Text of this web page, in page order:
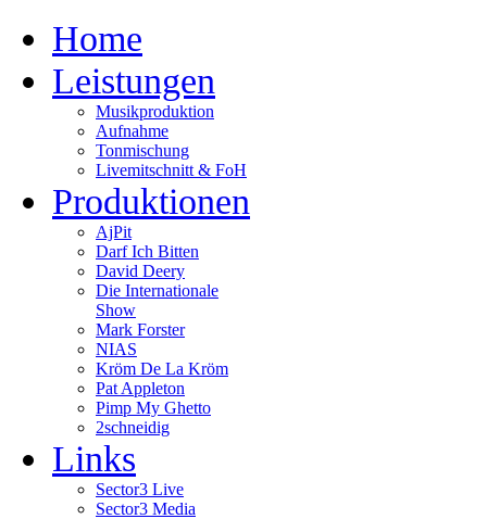
Home
Leistungen
Musikproduktion
Aufnahme
Tonmischung
Livemitschnitt & FoH
Produktionen
AjPit
Darf Ich Bitten
David Deery
Die Internationale
Show
Mark Forster
NIAS
Kröm De La Kröm
Pat Appleton
Pimp My Ghetto
2schneidig
Links
Sector3 Live
Sector3 Media